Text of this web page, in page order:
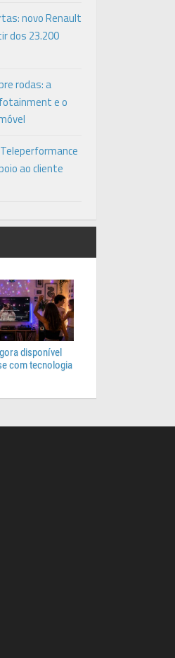
novo Renault
dos 23.200
rodas: a
e o
Teleperformance
ao cliente
disponível
com tecnologia